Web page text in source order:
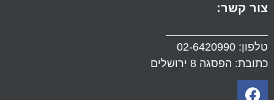
צור קשר:
טלפון: 02-6420990
כתובת: הפסגה 8 ירושלים